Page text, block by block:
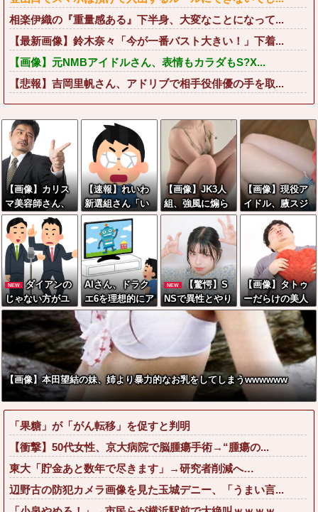
相楽伊織の『重量感ある』下半身、大変なことになって...
【最新画像】鈴木奈々「今が一番バスト大きい！」下着...
【画像】元NMBアイドルさん、表情もカラダもS?X...
【悲報】吉岡里帆さん、アドリブで相手役俳優の手を取...
【画像】カリス
マ美容師さん、
ココリコ田中み
たいなチー牛を
大変身させた結
果がこちらw w
w w w w w w w
w w
【速報】れいわ
新選組さん「い
のちの党」に改
名ｗｗｗｗｗｗ
ｗｗ
【画像】JK3人
組、強風に煽ら
れ「生尻」が丸
出しに・・・
【画像】現役ア
イドル、腋スジ
が大変なことに
なってるwwww
NEW
ダイアンの
じゃない方がユ
ースケさんにな
ってしまってい
るという事実←
これ
AIさん、ドラク
エ6を理想的にア
ニメ化してしま
う
NEW
【驚愕】S
NSで異性とやり
とり《不倫》に
なる？→既婚男
女の約7割がまさ
かの『こう』回
答してしまうw
w w w w w w w
【画像】タトゥ
ーだらけの美人
海鮮料理人、現
る！！←コレは
セクシー過ぎて
ワイらにブッ刺
さりまくりw w
w w w w w w w
【画像】本田望結の妹、姉より暴力的なお乳をしてしまうwwwwww
「果糖」が「がん転移」を促すと判明
【衝撃】50代女性、京大病院で脳腫瘍手術→“腫瘍の...
東大「貯金あと数年で尽きます」→研究者削減へ…
辺野古の防犯カメラ画像を見た玉城デニー、「うまい言...